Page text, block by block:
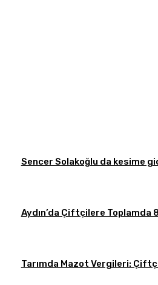
Sencer Solakoğlu da kesime
Aydın’da Çiftçilere Toplamda
Tarımda Mazot Vergileri: